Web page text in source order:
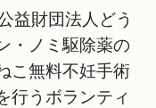
益財団法人どう
・ノミ駆除薬の
こ無料不妊手術
行うボランティ